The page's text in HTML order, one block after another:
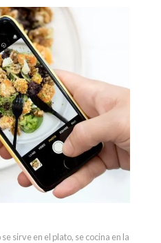
sirve en el plato, se cocina en la